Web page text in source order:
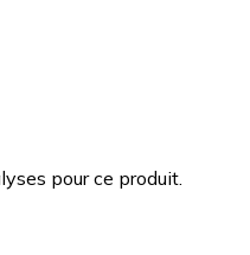
pour ce produit.